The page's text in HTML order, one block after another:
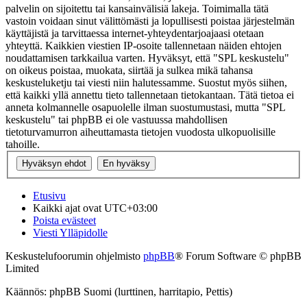
palvelin on sijoitettu tai kansainvälisiä lakeja. Toimimalla tätä
vastoin voidaan sinut välittömästi ja lopullisesti poistaa järjestelmän
käyttäjistä ja tarvittaessa internet-yhteydentarjoajaasi otetaan
yhteyttä. Kaikkien viestien IP-osoite tallennetaan näiden ehtojen
noudattamisen tarkkailua varten. Hyväksyt, että "SPL keskustelu"
on oikeus poistaa, muokata, siirtää ja sulkea mikä tahansa
keskusteluketju tai viesti niin halutessamme. Suostut myös siihen,
että kaikki yllä annettu tieto tallennetaan tietokantaan. Tätä tietoa ei
anneta kolmannelle osapuolelle ilman suostumustasi, mutta "SPL
keskustelu" tai phpBB ei ole vastuussa mahdollisen
tietoturvamurron aiheuttamasta tietojen vuodosta ulkopuolisille
tahoille.
Etusivu
Kaikki ajat ovat UTC+03:00
Poista evästeet
Viesti Ylläpidolle
Keskustelufoorumin ohjelmisto phpBB® Forum Software © phpBB
Limited
Käännös: phpBB Suomi (lurttinen, harritapio, Pettis)